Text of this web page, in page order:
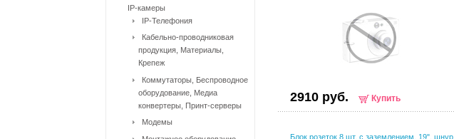
2910 руб. Купить
Блок розеток 8 шт. с заземлением, 19", шнур
IP-камеры
IP-Телефония
Кабельно-проводниковая
продукция, Материалы,
Крепеж
Коммутаторы, Беспроводное
оборудование, Медиа
конвертеры, Принт-серверы
Модемы